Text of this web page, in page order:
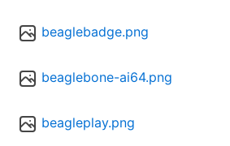
beaglebadge.png
beaglebone-ai64.png
beagleplay.png